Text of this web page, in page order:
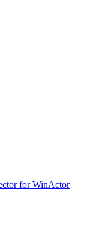
for WinActor